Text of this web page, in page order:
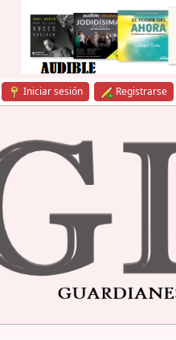
Iniciar sesión Registrarse